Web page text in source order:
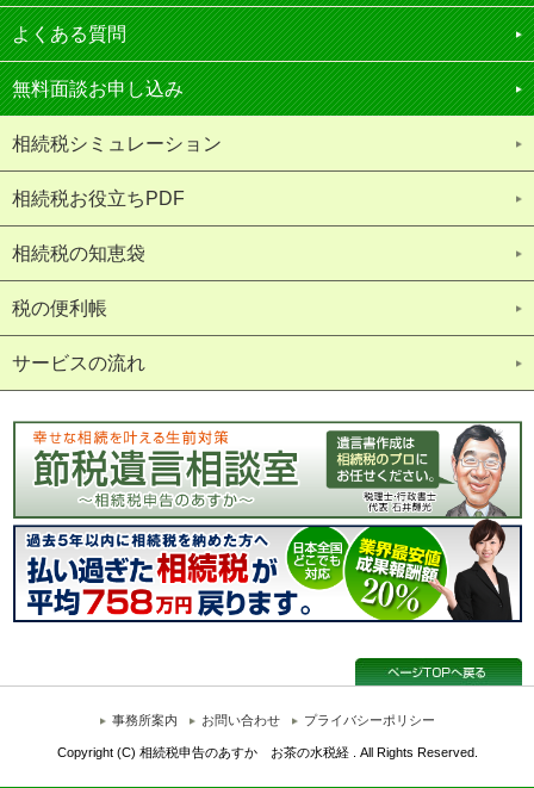
よくある質問
無料面談お申し込み
相続税シミュレーション
相続税お役立ちPDF
相続税の知恵袋
税の便利帳
サービスの流れ
事務所案内 お問い合わせ プライバシーポリシー
Copyright (C) 相続税申告のあすか お茶の水税経 . All Rights Reserved.